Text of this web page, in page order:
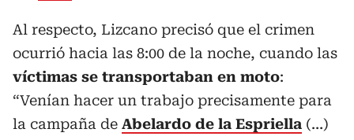
Al respecto, Lizcano precisó que el crimen
ocurrió hacia las 8:00 de la noche, cuando las
víctimas se transportaban en moto:
“Venían hacer un trabajo precisamente para
la campaña de Abelardo de la Espriella (…)